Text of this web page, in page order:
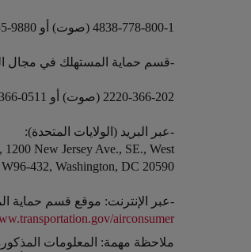
4838-778-800-1 (صوت) أو 9880-455-800-1 (TTY)
-قسم حماية المستهلك في مجال
2220-366-202 (صوت) أو 0511-366-202 (TTY)
-عبر البريد (الولايات المتحدة):
New Jersey Ave., SE., West
432, Washington, DC 20590
-عبر الإنترنت: موقع قسم حماية
airconsumer
Open in a new window
ملاحظة مهمة: المعلومات